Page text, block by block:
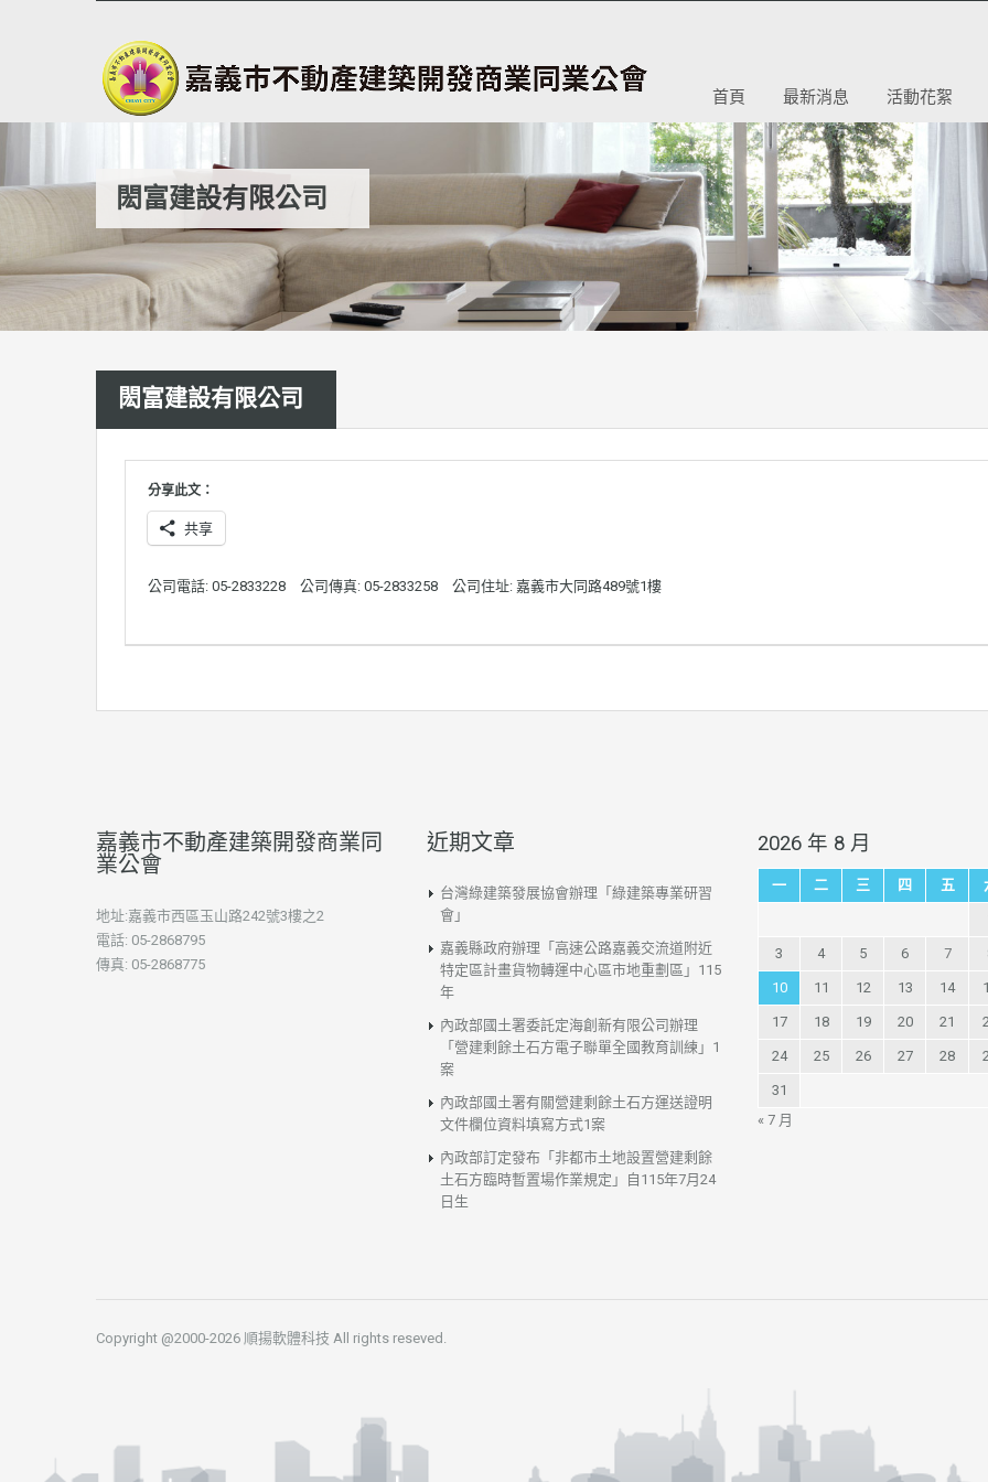
首頁 最新消息 活動花絮
閎富建設有限公司
閎富建設有限公司
分享此文：
共享
公司電話: 05-2833228 公司傳真: 05-2833258 公司住址: 嘉義市大同路489號1樓
嘉義市不動產建築開發商業同
業公會
地址:嘉義市西區玉山路242號3樓之2
電話: 05-2868795
傳真: 05-2868775
近期文章
台灣綠建築發展協會辦理「綠建築專業研習
會」
嘉義縣政府辦理「高速公路嘉義交流道附近
特定區計畫貨物轉運中心區市地重劃區」115
年
內政部國土署委託定海創新有限公司辦理
「營建剩餘土石方電子聯單全國教育訓練」1
案
內政部國土署有關營建剩餘土石方運送證明
文件欄位資料填寫方式1案
內政部訂定發布「非都市土地設置營建剩餘
土石方臨時暫置場作業規定」自115年7月24
日生
2026 年 8 月
一 二 三 四 五
3 4 5 6 7
10 11 12 13 14
17 18 19 20 21
24 25 26 27 28
31
« 7 月
Copyright @2000-2026 順揚軟體科技 All rights reseved.